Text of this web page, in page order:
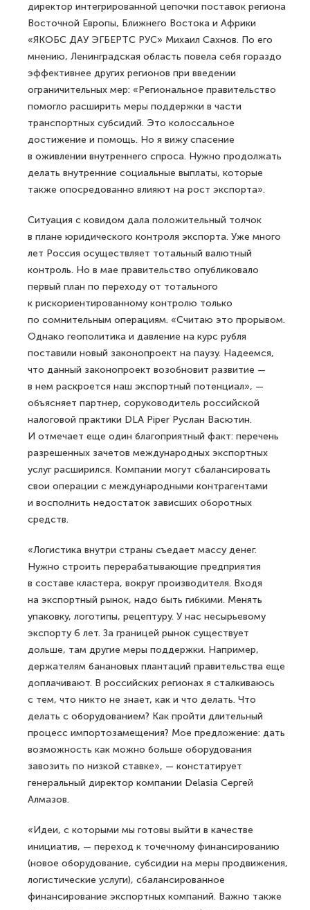
директор интегрированной цепочки поставок региона
Восточной Европы, Ближнего Востока и Африки
«ЯКОБС ДАУ ЭГБЕРТС РУС» Михаил Сахнов. По его
мнению, Ленинградская область повела себя гораздо
эффективнее других регионов при введении
ограничительных мер: «Региональное правительство
помогло расширить меры поддержки в части
транспортных субсидий. Это колоссальное
достижение и помощь. Но я вижу спасение
в оживлении внутреннего спроса. Нужно продолжать
делать внутренние социальные выплаты, которые
также опосредованно влияют на рост экспорта».
Ситуация с ковидом дала положительный толчок
в плане юридического контроля экспорта. Уже много
лет Россия осуществляет тотальный валютный
контроль. Но в мае правительство опубликовало
первый план по переходу от тотального
к рискориентированному контролю только
по сомнительным операциям. «Считаю это прорывом.
Однако геополитика и давление на курс рубля
поставили новый законопроект на паузу. Надеемся,
что данный законопроект возобновит развитие —
в нем раскроется наш экспортный потенциал», —
объясняет партнер, соруководитель российской
налоговой практики DLA Piper Руслан Васютин.
И отмечает еще один благоприятный факт: перечень
разрешенных зачетов международных экспортных
услуг расширился. Компании могут сбалансировать
свои операции с международными контрагентами
и восполнить недостаток зависших оборотных
средств.
«Логистика внутри страны съедает массу денег.
Нужно строить перерабатывающие предприятия
в составе кластера, вокруг производителя. Входя
на экспортный рынок, надо быть гибкими. Менять
упаковку, логотипы, рецептуру. У нас несырьевому
экспорту 6 лет. За границей рынок существует
дольше, там другие меры поддержки. Например,
держателям банановых плантаций правительства еще
доплачивают. В российских регионах я сталкиваюсь
с тем, что никто не знает, как и что делать. Что
делать с оборудованием? Как пройти длительный
процесс импортозамещения? Мое предложение: дать
возможность как можно больше оборудования
завозить по низкой ставке», — констатирует
генеральный директор компании Delasia Сергей
Алмазов.
«Идеи, с которыми мы готовы выйти в качестве
инициатив, — переход к точечному финансированию
(новое оборудование, субсидии на меры продвижения,
логистические услуги), сбалансированное
финансирование экспортных компаний. Важно также